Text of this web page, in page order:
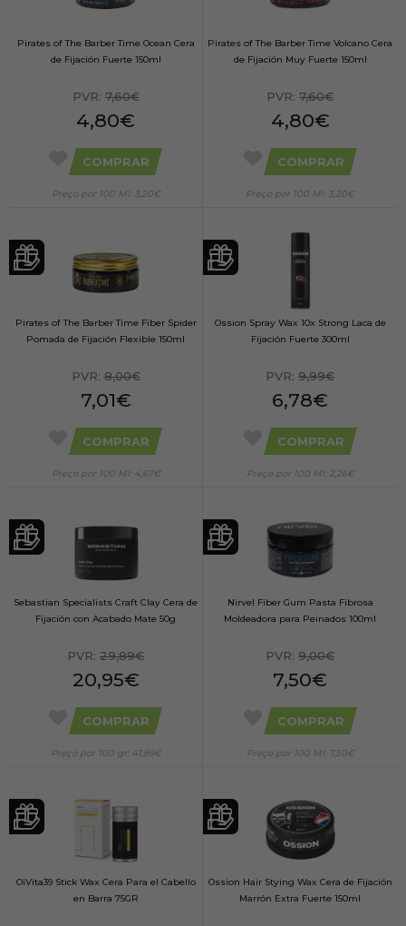
Pirates of The Barber Time Ocean Cera
de Fijación Fuerte 150ml
PVR:7,60€
4,80€
COMPRAR
Preço por 100 Ml: 3,20€
Pirates of The Barber Time Volcano Cera
de Fijación Muy Fuerte 150ml
PVR: 7,60€
4,80€
COMPRAR
Preço por 100 Ml: 3,20€
Pirates of The Barber Time Fiber Spider
Pomada de Fijación Flexible 150ml
PVR:8,00€
7,01€
COMPRAR
Preço por 100 Ml: 4,67€
Ossion Spray Wax 10x Strong Laca de
Fijación Fuerte 300ml
PVR: 9,99€
6,78€
COMPRAR
Preço por 100 Ml: 2,26€
Sebastian Specialists Craft Clay Cera de
Fijación con Acabado Mate 50g
PVR: 29,89€
20,95€
COMPRAR
Preço por 100 gr: 41,89€
Nirvel Fiber Gum Pasta Fibrosa
Moldeadora para Peinados 100ml
PVR: 9,00€
7,50€
COMPRAR
Preço por 100 Ml: 7,50€
OiVita39 Stick Wax Cera Para el Cabello
en Barra 75GR
Ossion Hair Stying Wax Cera de Fijación
Marrón Extra Fuerte 150ml